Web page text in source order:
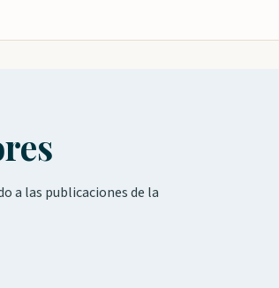
a las publicaciones de la